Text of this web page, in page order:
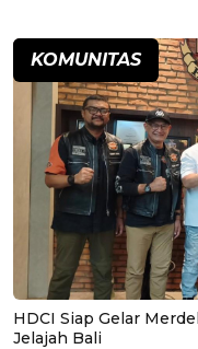
KOMUNITAS
HDCI Siap Gelar
Jelajah Bali